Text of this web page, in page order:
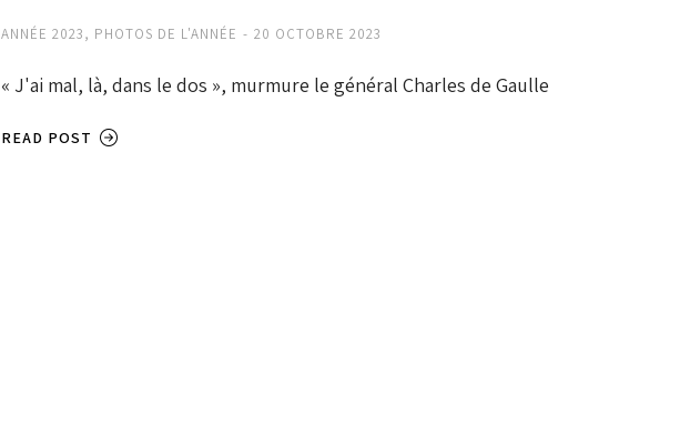
ANNÉE 2023, PHOTOS DE L'ANNÉE 20 OCTOBRE 2023
« J'ai mal, là, dans le dos », murmure le général Charles de Gaulle
READ POST